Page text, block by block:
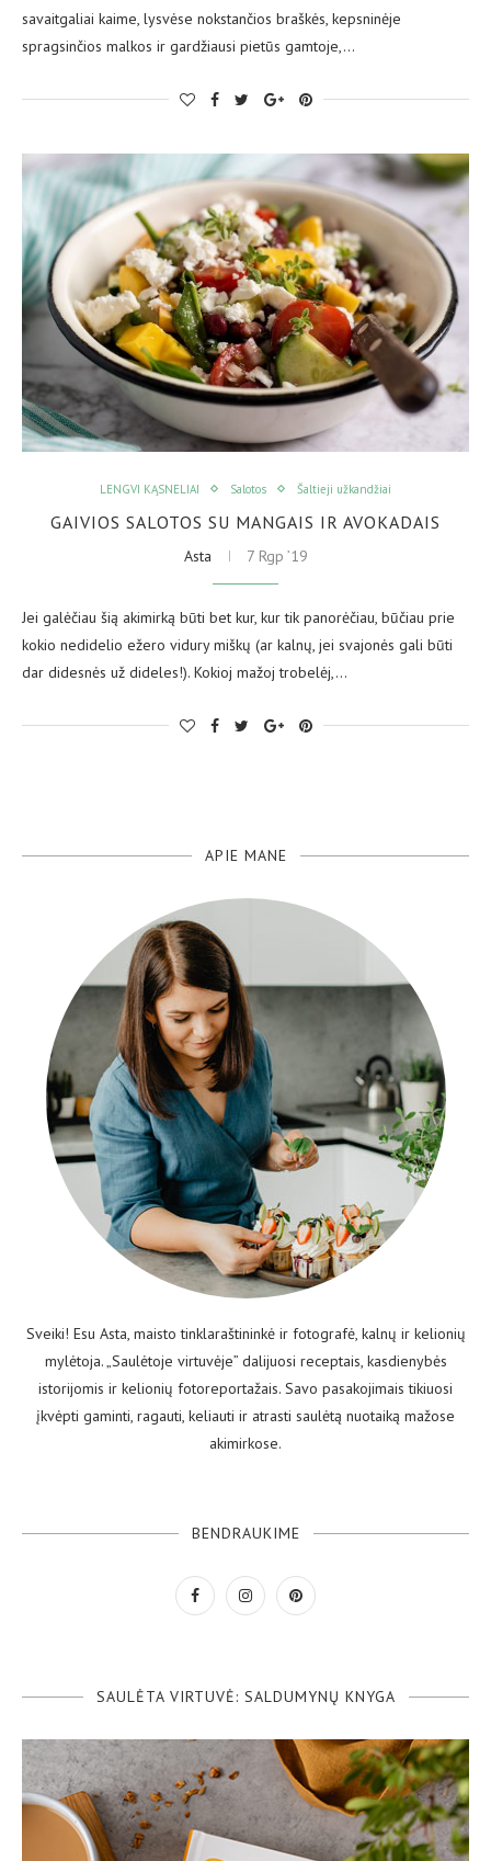
savaitgaliai kaime, lysvėse nokstančios braškės, kepsninėje
spragsinčios malkos ir gardžiausi pietūs gamtoje,…
LENGVI KĄSNELIAI Salotos Šaltieji užkandžiai
GAIVIOS SALOTOS SU MANGAIS IR AVOKADAIS
Asta 7 Rgp ’19
Jei galėčiau šią akimirką būti bet kur, kur tik panorėčiau, būčiau prie
kokio nedidelio ežero vidury miškų (ar kalnų, jei svajonės gali būti
dar didesnės už dideles!). Kokioj mažoj trobelėj,…
APIE MANE
Sveiki! Esu Asta, maisto tinklaraštininkė ir fotografė, kalnų ir kelionių
mylėtoja. „Saulėtoje virtuvėje” dalijuosi receptais, kasdienybės
istorijomis ir kelionių fotoreportažais. Savo pasakojimais tikiuosi
įkvėpti gaminti, ragauti, keliauti ir atrasti saulėtą nuotaiką mažose
akimirkose.
BENDRAUKIME
SAULĖTA VIRTUVĖ: SALDUMYNŲ KNYGA